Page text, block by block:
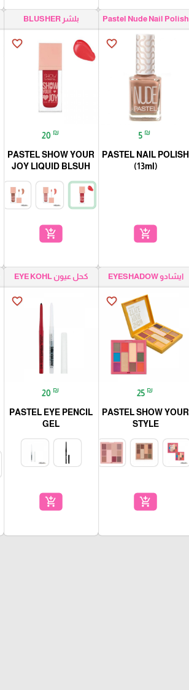
Pastel Nude Nail Polish
favorite_border
5 ₪
PASTEL NAIL POLISH
(13ml)
add_shopping_cart
بلشر BLUSHER
favorite_border
20 ₪
PASTEL SHOW YOUR
JOY LIQUID BLSUH
add_shopping_cart
ايشادو EYESHADOW
favorite_border
25 ₪
PASTEL SHOW YOUR
STYLE
add_shopping_cart
كحل عيون EYE KOHL
favorite_border
20 ₪
PASTEL EYE PENCIL
GEL
add_shopping_cart